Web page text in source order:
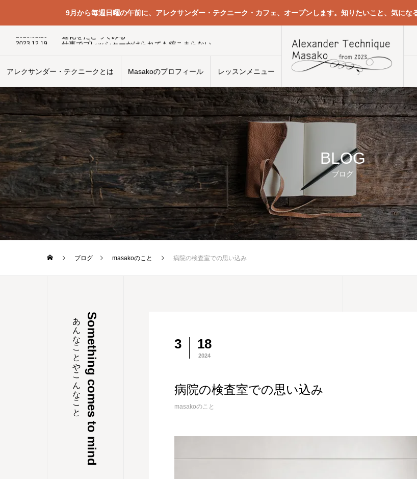
9月から毎週日曜の午前に、アレクサンダー・テクニーク・カフェ、オープンします。知りたいこと、気にな
アレクサンダー・テクニークとは Masakoのプロフィール レッスンメニュー
2026.06.14 演奏会場の客席の椅子
2023.12.19 仕事でプレッシャーかけられても縮こまらない
2024.04.5 自分の使い方を間違えたままトレーニングする
2024.02.27 何も考えないで包丁を動かしたら切れていた
2024.06.7 喜怒哀楽全てup
2025.09.3 腹直筋が強すぎる
2026.06.14 演奏会場の客席の椅子
2025.02.20 進化をたどってみる
BLOG
ブログ
ブログ masakoのこと 病院の検査室での思い込み
Something comes to mind
あんなことやこんなこと 3 18
2024
病院の検査室での思い込み
masakoのこと